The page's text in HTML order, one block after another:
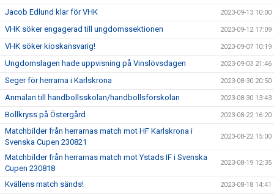
Jacob Edlund klar för VHK 2023-09-13 10:00
VHK söker engagerad till ungdomssektionen 2023-09-12 17:09
VHK söker kioskansvarig! 2023-09-07 10:19
Ungdomslagen hade uppvisning på Vinslövsdagen 2023-09-03 21:46
Seger för herrarna i Karlskrona 2023-08-30 20:50
Anmälan till handbollsskolan/handbollsförskolan 2023-08-30 13:43
Bollkryss på Östergård 2023-08-22 16:20
Matchbilder från herrarnas match mot HF Karlskrona i
Svenska Cupen 230821
2023-08-22 15:00
Matchbilder från herrarnas match mot Ystads IF i Svenska
Cupen 230818
2023-08-19 12:35
Kvällens match sänds! 2023-08-18 14:41